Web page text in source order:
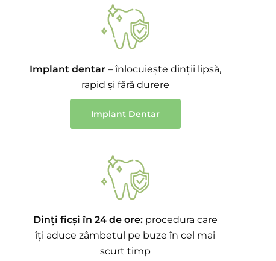
Implant dentar– înlocuiește dinții lipsă,
rapid și fără durere
Implant Dentar
Dinți ficși în 24 de ore:procedura care
îți aduce zâmbetul pe buze în cel mai
scurt timp